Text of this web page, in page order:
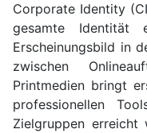
Corporate Identity
gesamte Identität
Erscheinungsbild in
zwischen
Printmedien bringt
professionellen
Zielgruppen erreicht